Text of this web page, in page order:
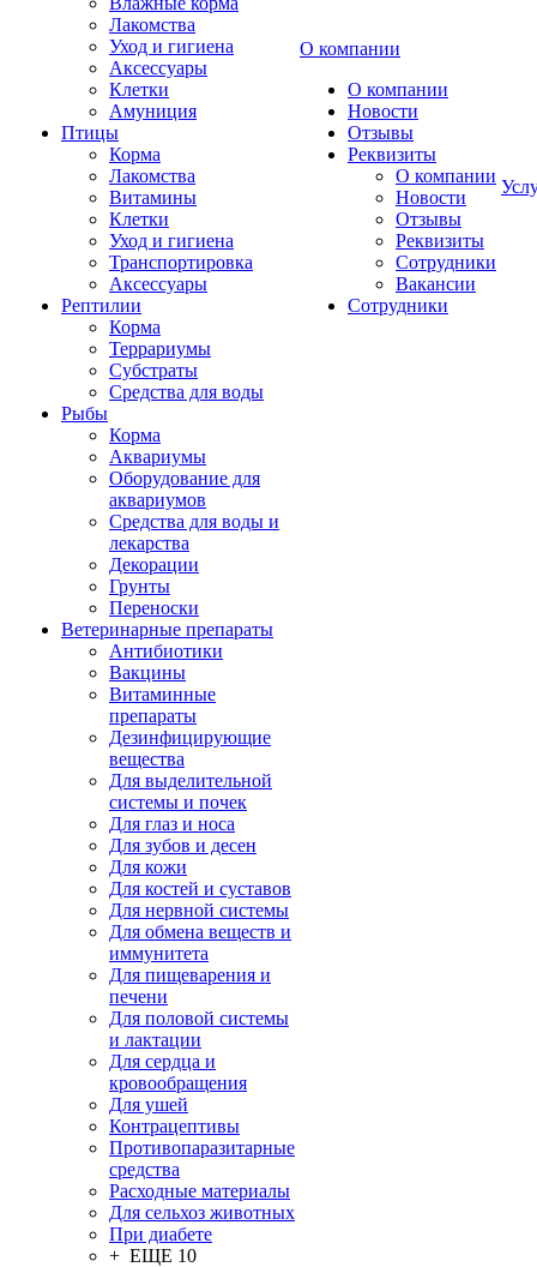
Лакомства
Уход и гигиена
Аксессуары
Клетки
Амуниция
Птицы
Корма
Лакомства
Витамины
Клетки
Уход и гигиена
Транспортировка
Аксессуары
Рептилии
Корма
Террариумы
Субстраты
Средства для воды
Рыбы
Корма
Аквариумы
Оборудование для
аквариумов
Средства для воды и
лекарства
Декорации
Грунты
Переноски
Ветеринарные препараты
Антибиотики
Вакцины
Витаминные
препараты
Дезинфицирующие
вещества
Для выделительной
системы и почек
Для глаз и носа
Для зубов и десен
Для кожи
Для костей и суставов
Для нервной системы
Для обмена веществ и
иммунитета
Для пищеварения и
печени
Для половой системы
и лактации
Для сердца и
кровообращения
Для ушей
Контрацептивы
Противопаразитарные
средства
Расходные материалы
Для сельхоз животных
При диабете
+ ЕЩЕ 10
О компании
О компании
Новости
Отзывы
Реквизиты
О компании
Новости
Отзывы
Реквизиты
Сотрудники
Вакансии
Сотрудники